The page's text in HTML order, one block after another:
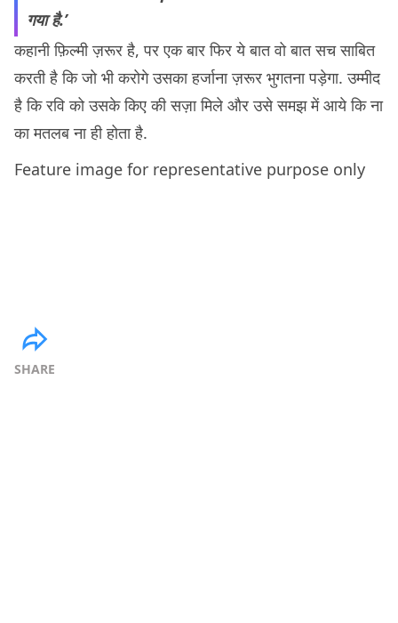
गया है.’
कहानी फ़िल्मी ज़रूर है, पर एक बार फिर ये बात वो बात सच साबित
करती है कि जो भी करोगे उसका हर्जाना ज़रूर भुगतना पड़ेगा. उम्मीद
है कि रवि को उसके किए की सज़ा मिले और उसे समझ में आये कि ना
का मतलब ना ही होता है.
Feature image for representative purpose only
SHARE